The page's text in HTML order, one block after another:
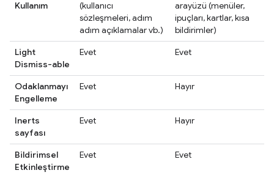
Kullanım
(kullanıcı
sözleşmeleri, adım
adım açıklamalar vb.)
arayüzü (menüler,
ipuçları, kartlar, kısa
bildirimler)
Light
Dismiss-able
Evet Evet
Odaklanmayı
Engelleme
Evet Hayır
Inerts
sayfası
Evet Hayır
Bildirimsel
Etkinleştirme
Evet Evet